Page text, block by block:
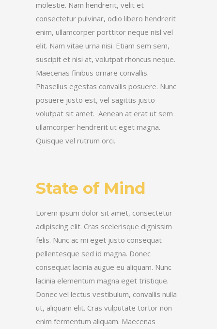
molestie. Nam hendrerit, velit et
consectetur pulvinar, odio libero hendrerit
enim, ullamcorper porttitor neque nisl vel
elit. Nam vitae urna nisi. Etiam sem sem,
suscipit et nisi at, volutpat rhoncus neque.
Maecenas finibus ornare convallis.
Phasellus egestas convallis posuere. Nunc
posuere justo est, vel sagittis justo
volutpat sit amet. Aenean at erat ut sem
ullamcorper hendrerit ut eget magna.
Quisque vel rutrum orci.
State of Mind
Lorem ipsum dolor sit amet, consectetur
adipiscing elit. Cras scelerisque dignissim
felis. Nunc ac mi eget justo consequat
pellentesque sed id magna. Donec
consequat lacinia augue eu aliquam. Nunc
lacinia elementum magna eget tristique.
Donec vel lectus vestibulum, convallis nulla
ut, aliquam elit. Cras vulputate tortor non
enim fermentum aliquam. Maecenas